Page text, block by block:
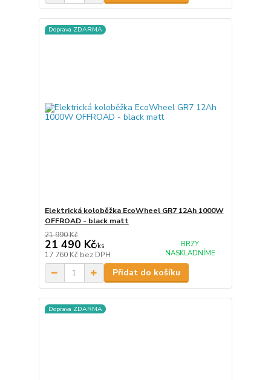
Doprava ZDARMA
Elektrická koloběžka EcoWheel GR7 12Ah 1000W
OFFROAD - black matt
21 990 Kč
21 490 Kč/ks
17 760 Kč bez DPH
BRZY
NASKLADNÍME
Přidat do košíku
Doprava ZDARMA